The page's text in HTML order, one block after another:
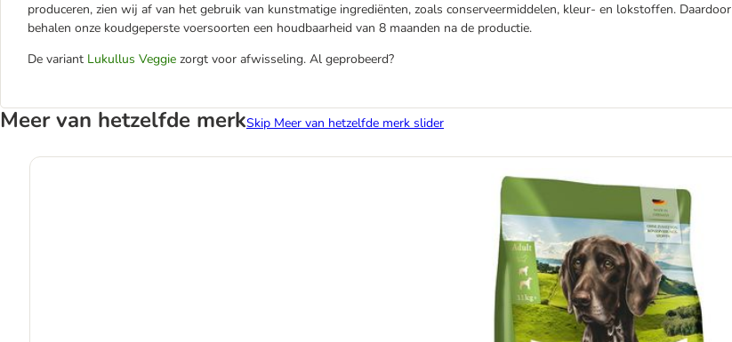
produceren, zien wij af van het gebruik van kunstmatige ingrediënten, zoals conserveermiddelen, kleur- en lokstoffen. Daardoor
behalen onze koudgeperste voersoorten een houdbaarheid van 8 maanden na de productie.
De variant Lukullus Veggie zorgt voor afwisseling. Al geprobeerd?
Meer van hetzelfde merkSkip Meer van hetzelfde merk slider